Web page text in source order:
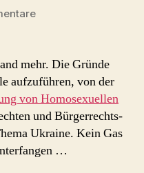
zu
kein
aus
Russland
mehr
(akt.)
mehr. Die Gründe
aufzuführen, von der
von Homosexuellen
und Bürgerrechts-
Ukraine. Kein Gas
…